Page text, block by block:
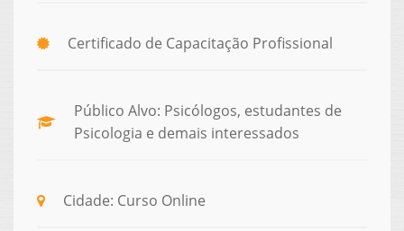
Certificado de Capacitação Profissional
Público Alvo: Psicólogos, estudantes de
Psicologia e demais interessados
Cidade: Curso Online